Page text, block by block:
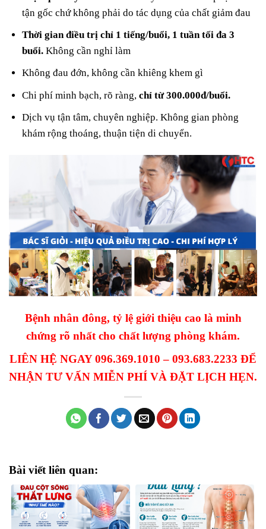
tận gốc chứ không phải do tác dụng của chất giảm đau
Thời gian điều trị chỉ 1 tiếng/buổi, 1 tuần tối đa 3
buổi. Không cần nghỉ làm
Không đau đớn, không cần khiêng khem gì
Chi phí minh bạch, rõ ràng,chỉ từ 300.000đ/buổi.
Dịch vụ tận tâm, chuyên nghiệp. Không gian phòng
khám rộng thoáng, thuận tiện di chuyển.
Bệnh nhân đông, tỷ lệ giới thiệu cao là minh
chứng rõ nhất cho chất lượng phòng khám.
LIÊN HỆ NGAY 096.369.1010 – 093.683.2233 ĐỂ
NHẬN TƯ VẤN MIỄN PHÍ VÀ ĐẶT LỊCH HẸN.
Bài viết liên quan: